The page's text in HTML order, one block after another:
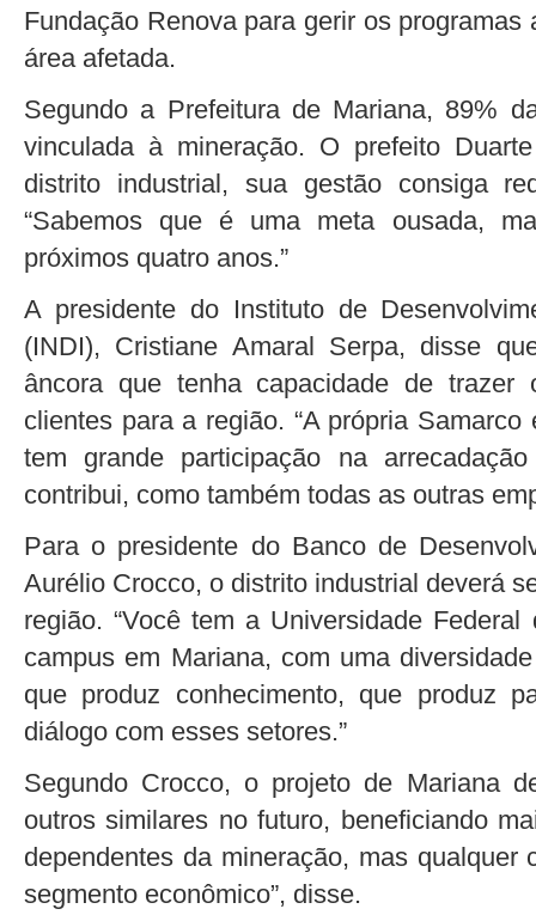
Fundação Renova para gerir os
área afetada.
Segundo a Prefeitura de Mariana, 89%
vinculada à mineração. O prefeito
distrito industrial, sua gestão consiga
“Sabemos que é uma meta ousada,
próximos quatro anos.”
A presidente do Instituto de
(INDI), Cristiane Amaral Serpa, disse
âncora que tenha capacidade de trazer
clientes para a região. “A própria
tem grande participação na
contribui, como também todas as outras
Para o presidente do Banco de
Aurélio Crocco, o distrito industrial deverá
região. “Você tem a Universidade
campus em Mariana, com uma
que produz conhecimento, que produz
diálogo com esses setores.”
Segundo Crocco, o projeto de Mariana
outros similares no futuro, beneficiando
dependentes da mineração, mas
segmento econômico”, disse.